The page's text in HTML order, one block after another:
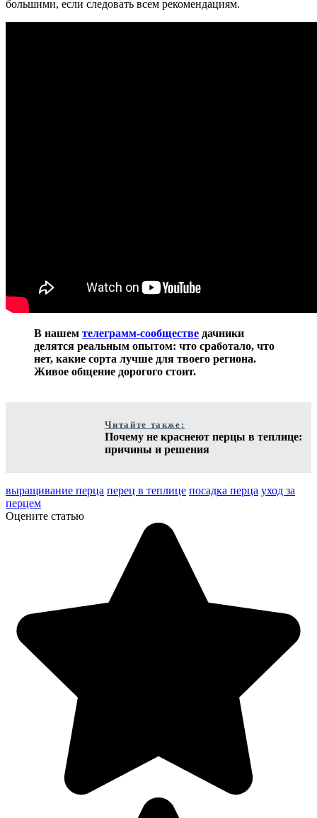
большими, если следовать всем рекомендациям.
В нашем телеграмм-сообществе дачники
делятся реальным опытом: что сработало, что
нет, какие сорта лучше для твоего региона.
Живое общение дорогого стоит.
Читайте также:
Почему не краснеют перцы в теплице:
причины и решения
выращивание перца перец в теплице посадка перца уход за
перцем
Оцените статью